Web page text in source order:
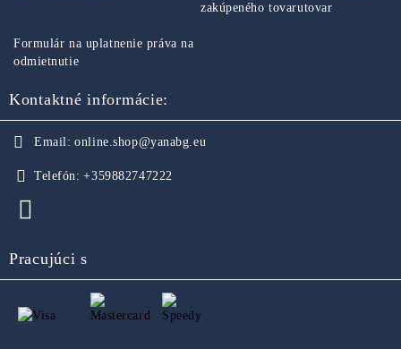
zakúpeného tovarutovar
Formulár na uplatnenie práva na
odmietnutie
Kontaktné informácie:
Email: online.shop@yanabg.eu
Telefón: +359882747222
Pracujúci s